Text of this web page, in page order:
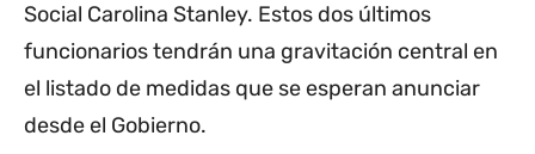
Social Carolina Stanley. Estos dos últimos
funcionarios tendrán una gravitación central en
el listado de medidas que se esperan anunciar
desde el Gobierno.